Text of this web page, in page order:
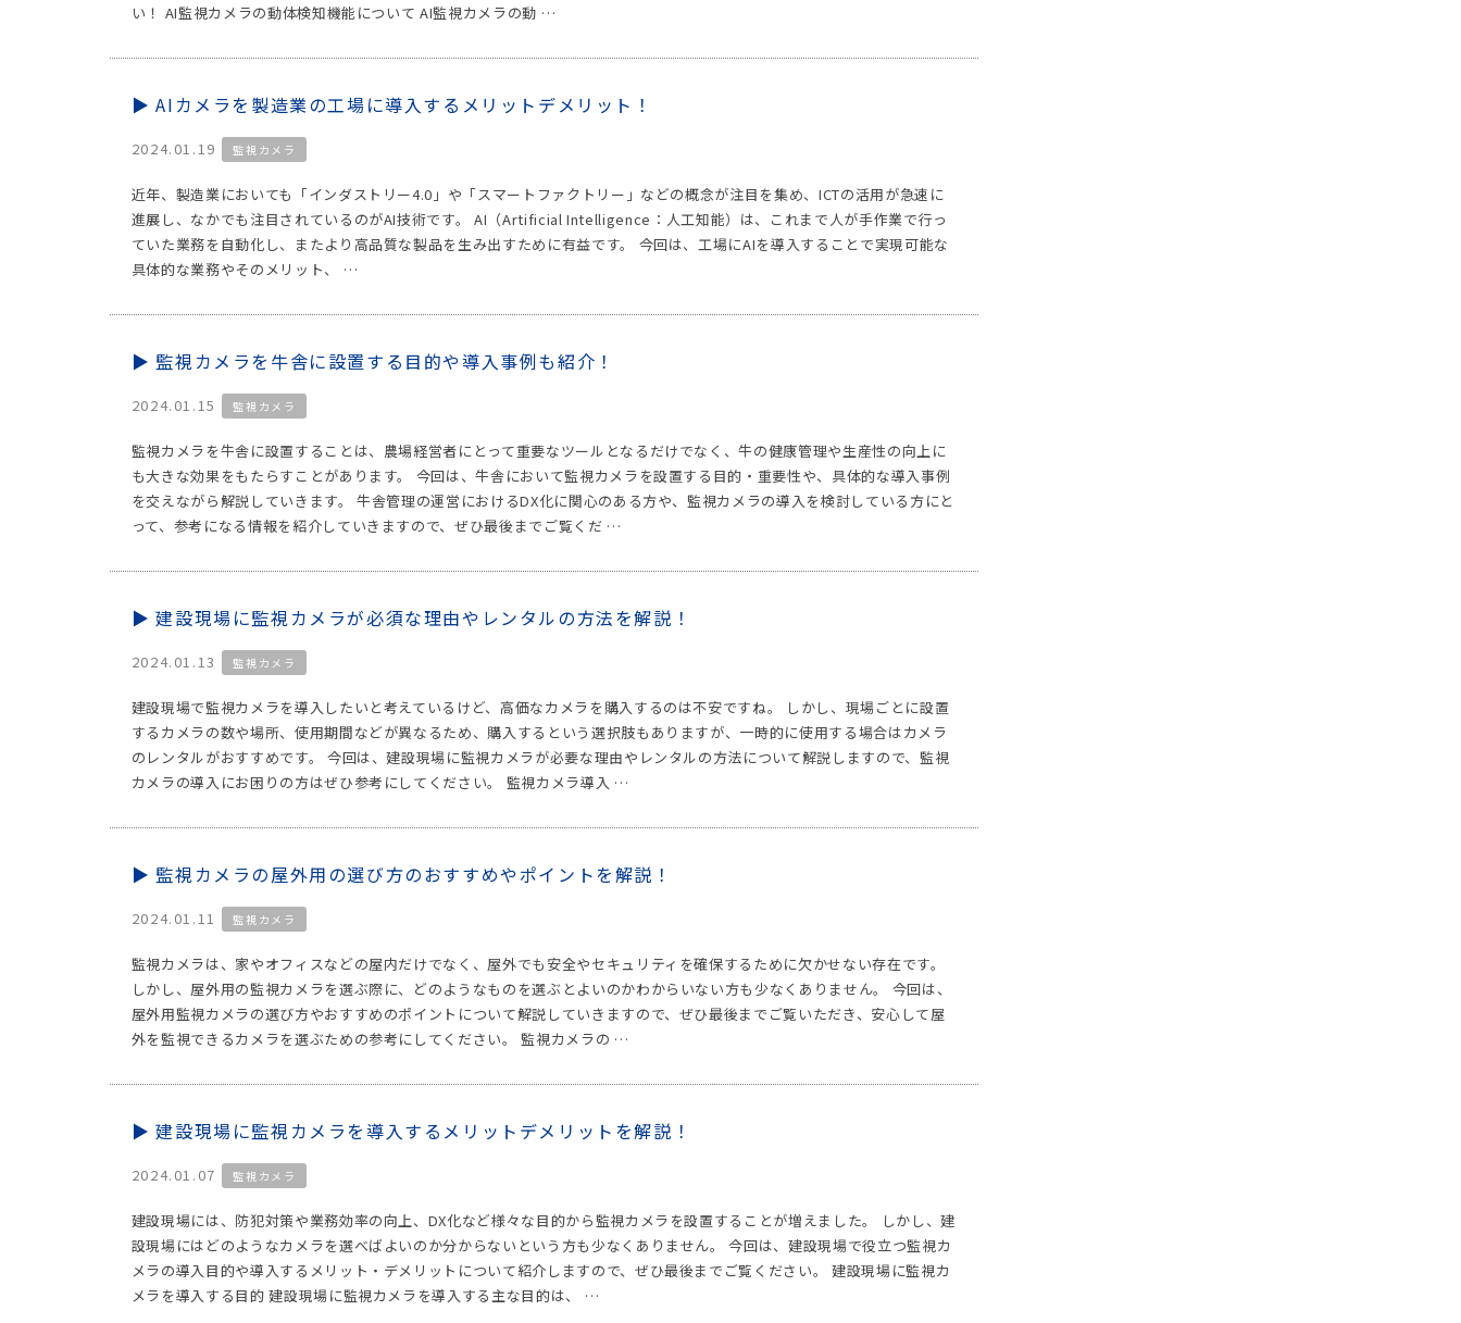
い！ AI監視カメラの動体検知機能について AI監視カメラの動 …
AIカメラを製造業の工場に導入するメリットデメリット！
2024.01.19 監視カメラ
近年、製造業においても「インダストリー4.0」や「スマートファクトリー」などの概念が注目を集め、ICTの活用が急速に
進展し、なかでも注目されているのがAI技術です。 AI（Artificial Intelligence：人工知能）は、これまで人が手作業で行っ
ていた業務を自動化し、またより高品質な製品を生み出すために有益です。 今回は、工場にAIを導入することで実現可能な
具体的な業務やそのメリット、 …
監視カメラを牛舎に設置する目的や導入事例も紹介！
2024.01.15 監視カメラ
監視カメラを牛舎に設置することは、農場経営者にとって重要なツールとなるだけでなく、牛の健康管理や生産性の向上に
も大きな効果をもたらすことがあります。 今回は、牛舎において監視カメラを設置する目的・重要性や、具体的な導入事例
を交えながら解説していきます。 牛舎管理の運営におけるDX化に関心のある方や、監視カメラの導入を検討している方にと
って、参考になる情報を紹介していきますので、ぜひ最後までご覧くだ …
建設現場に監視カメラが必須な理由やレンタルの方法を解説！
2024.01.13 監視カメラ
建設現場で監視カメラを導入したいと考えているけど、高価なカメラを購入するのは不安ですね。 しかし、現場ごとに設置
するカメラの数や場所、使用期間などが異なるため、購入するという選択肢もありますが、一時的に使用する場合はカメラ
のレンタルがおすすめです。 今回は、建設現場に監視カメラが必要な理由やレンタルの方法について解説しますので、監視
カメラの導入にお困りの方はぜひ参考にしてください。 監視カメラ導入 …
監視カメラの屋外用の選び方のおすすめやポイントを解説！
2024.01.11 監視カメラ
監視カメラは、家やオフィスなどの屋内だけでなく、屋外でも安全やセキュリティを確保するために欠かせない存在です。
しかし、屋外用の監視カメラを選ぶ際に、どのようなものを選ぶとよいのかわからいない方も少なくありません。 今回は、
屋外用監視カメラの選び方やおすすめのポイントについて解説していきますので、ぜひ最後までご覧いただき、安心して屋
外を監視できるカメラを選ぶための参考にしてください。 監視カメラの …
建設現場に監視カメラを導入するメリットデメリットを解説！
2024.01.07 監視カメラ
建設現場には、防犯対策や業務効率の向上、DX化など様々な目的から監視カメラを設置することが増えました。 しかし、建
設現場にはどのようなカメラを選べばよいのか分からないという方も少なくありません。 今回は、建設現場で役立つ監視カ
メラの導入目的や導入するメリット・デメリットについて紹介しますので、ぜひ最後までご覧ください。 建設現場に監視カ
メラを導入する目的 建設現場に監視カメラを導入する主な目的は、 …